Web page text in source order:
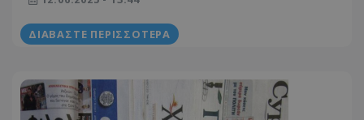
ΔΙΑΒΆΣΤΕ ΠΕΡΙΣΣΌΤΕΡΑ